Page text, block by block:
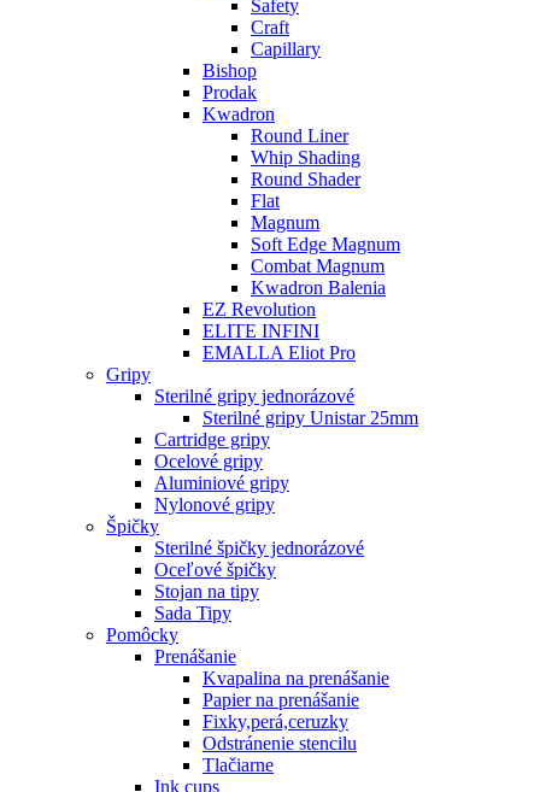
Safety
Craft
Capillary
Bishop
Prodak
Kwadron
Round Liner
Whip Shading
Round Shader
Flat
Magnum
Soft Edge Magnum
Combat Magnum
Kwadron Balenia
EZ Revolution
ELITE INFINI
EMALLA Eliot Pro
Gripy
Sterilné gripy jednorázové
Sterilné gripy Unistar 25mm
Cartridge gripy
Ocelové gripy
Aluminiové gripy
Nylonové gripy
Špičky
Sterilné špičky jednorázové
Oceľové špičky
Stojan na tipy
Sada Tipy
Pomôcky
Prenášanie
Kvapalina na prenášanie
Papier na prenášanie
Fixky,perá,ceruzky
Odstránenie stencilu
Tlačiarne
Ink cups